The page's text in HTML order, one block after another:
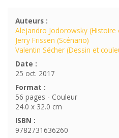
Auteurs :
Alejandro Jodorowsky (Histoire
Jerry Frissen (Scénario)
Valentin Sécher (Dessin et
Date :
25 oct. 2017
Format :
56 pages - Couleur
24.0 x 32.0 cm
ISBN :
9782731636260